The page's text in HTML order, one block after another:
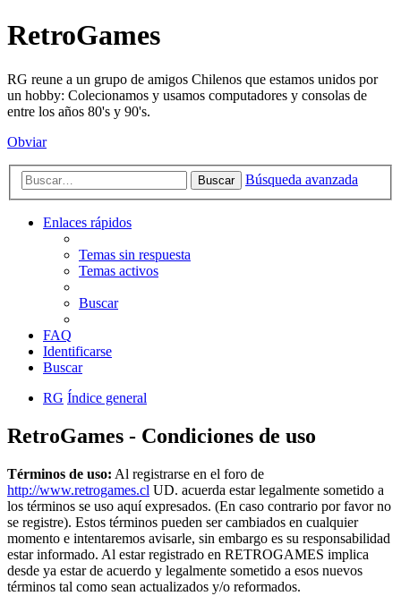
RetroGames
RG reune a un grupo de amigos Chilenos que estamos unidos por
un hobby: Colecionamos y usamos computadores y consolas de
entre los años 80's y 90's.
Obviar
Buscar Búsqueda avanzada
Enlaces rápidos
Temas sin respuesta
Temas activos
Buscar
FAQ
Identificarse
Buscar
RG Índice general
RetroGames - Condiciones de uso
Términos de uso: Al registrarse en el foro de
http://www.retrogames.cl UD. acuerda estar legalmente sometido a
los términos se uso aquí expresados. (En caso contrario por favor no
se registre). Estos términos pueden ser cambiados en cualquier
momento e intentaremos avisarle, sin embargo es su responsabilidad
estar informado. Al estar registrado en RETROGAMES implica
desde ya estar de acuerdo y legalmente sometido a esos nuevos
términos tal como sean actualizados y/o reformados.